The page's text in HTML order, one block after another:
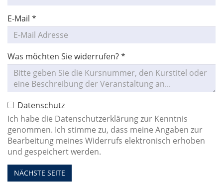
E-Mail *
Was möchten Sie widerrufen?*
Datenschutz
Ich habe die Datenschutzerklärung zur Kenntnis
genommen. Ich stimme zu, dass meine Angaben zur
Bearbeitung meines Widerrufs elektronisch erhoben
und gespeichert werden.
NÄCHSTE SEITE